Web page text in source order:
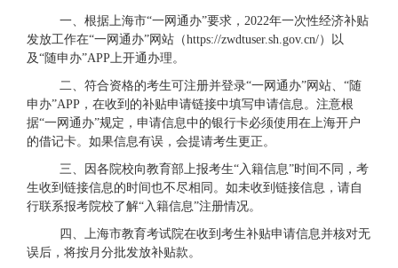
一、根据上海市“一网通办”要求，2022年一次性经济补贴
发放工作在“一网通办”网站（https://zwdtuser.sh.gov.cn/）以
及“随申办”APP上开通办理。
二、符合资格的考生可注册并登录“一网通办”网站、“随
申办”APP，在收到的补贴申请链接中填写申请信息。注意根
据“一网通办”规定，申请信息中的银行卡必须使用在上海开户
的借记卡。如果信息有误，会提请考生更正。
三、因各院校向教育部上报考生“入籍信息”时间不同，考
生收到链接信息的时间也不尽相同。如未收到链接信息，请自
行联系报考院校了解“入籍信息”注册情况。
四、上海市教育考试院在收到考生补贴申请信息并核对无
误后，将按月分批发放补贴款。